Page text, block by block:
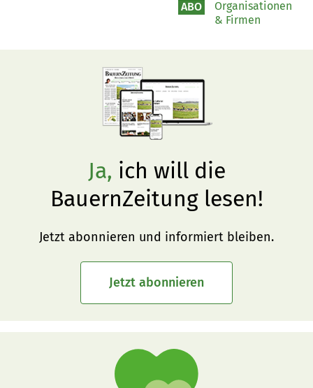
ABO
Organisationen
& Firmen
Ja, ich will die
BauernZeitung lesen!
Jetzt abonnieren und informiert bleiben.
Jetzt abonnieren